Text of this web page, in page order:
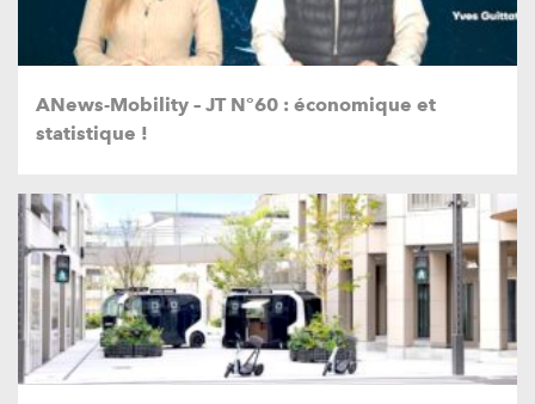
ANews-Mobility – JT N°60 : économique et
statistique !